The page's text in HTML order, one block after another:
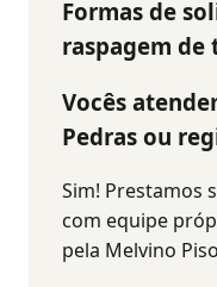
Formas de
raspagem de
Vocês
Pedras ou
Sim! Prestamos
com equipe
pela Melvino